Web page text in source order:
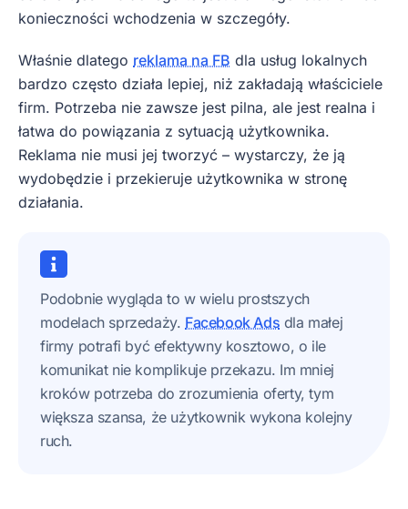
konieczności wchodzenia w szczegóły.
Właśnie dlatego reklama na FB dla usług lokalnych
bardzo często działa lepiej, niż zakładają właściciele
firm. Potrzeba nie zawsze jest pilna, ale jest realna i
łatwa do powiązania z sytuacją użytkownika.
Reklama nie musi jej tworzyć – wystarczy, że ją
wydobędzie i przekieruje użytkownika w stronę
działania.
Podobnie wygląda to w wielu prostszych
modelach sprzedaży. Facebook Ads dla małej
firmy potrafi być efektywny kosztowo, o ile
komunikat nie komplikuje przekazu. Im mniej
kroków potrzeba do zrozumienia oferty, tym
większa szansa, że użytkownik wykona kolejny
ruch.